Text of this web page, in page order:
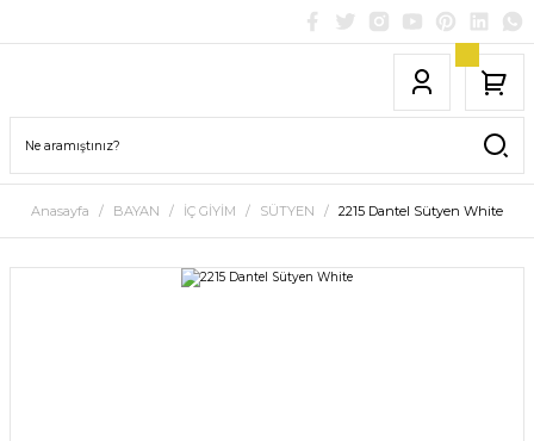
Anasayfa BAYAN İÇ GİYİM SÜTYEN 2215 Dantel Sütyen White